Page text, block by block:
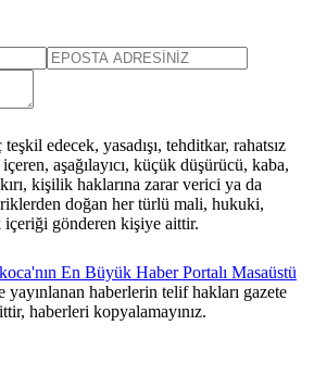
teşkil edecek, yasadışı, tehditkar, rahatsız
aşağılayıcı, küçük düşürücü, kaba,
kişilik haklarına zarar verici ya da
doğan her türlü mali, hukuki,
gönderen kişiye aittir.
Masaüstü
yayınlanan haberlerin telif hakları gazete
haberleri kopyalamayınız.